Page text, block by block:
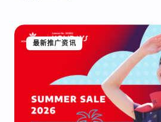
最新推广资讯